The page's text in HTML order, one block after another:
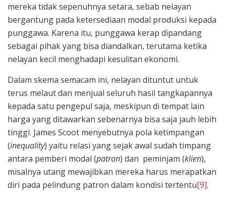
mereka tidak sepenuhnya setara, sebab nelayan
bergantung pada ketersediaan modal produksi kepada
punggawa. Karena itu, punggawa kerap dipandang
sebagai pihak yang bisa diandalkan, terutama ketika
nelayan kecil menghadapi kesulitan ekonomi.
Dalam skema semacam ini, nelayan dituntut untuk
terus melaut dan menjual seluruh hasil tangkapannya
kepada satu pengepul saja, meskipun di tempat lain
harga yang ditawarkan sebenarnya bisa saja jauh lebih
tinggi. James Scoot menyebutnya pola ketimpangan
(inequality) yaitu relasi yang sejak awal sudah timpang
antara pemberi modal (patron) dan peminjam (klien),
misalnya utang mewajibkan mereka harus merapatkan
diri pada pelindung patron dalam kondisi tertentu[9].